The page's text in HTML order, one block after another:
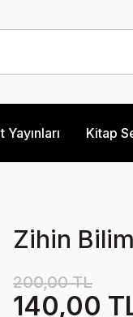
Kitap
Zihin
200,00 TL
140,00